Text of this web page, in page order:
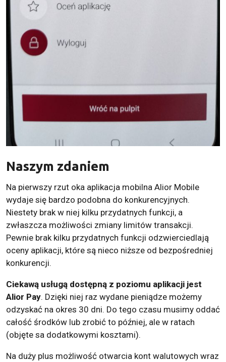
Naszym zdaniem
Na pierwszy rzut oka aplikacja mobilna Alior Mobile
wydaje się bardzo podobna do konkurencyjnych.
Niestety brak w niej kilku przydatnych funkcji, a
zwłaszcza możliwości zmiany limitów transakcji.
Pewnie brak kilku przydatnych funkcji odzwierciedlają
oceny aplikacji, które są nieco niższe od bezpośredniej
konkurencji.
Ciekawą usługą dostępną z poziomu aplikacji jest
Alior Pay. Dzięki niej raz wydane pieniądze możemy
odzyskać na okres 30 dni. Do tego czasu musimy oddać
całość środków lub zrobić to później, ale w ratach
(objęte sa dodatkowymi kosztami).
Na duży plus możliwość otwarcia kont walutowych wraz